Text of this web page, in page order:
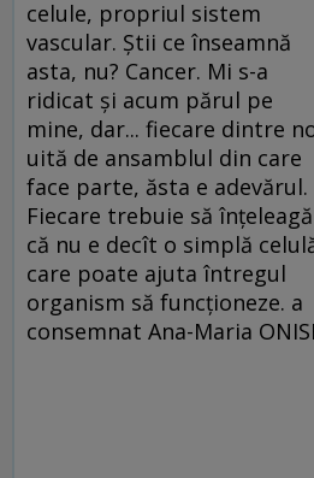
celule, propriul sistem
vascular. Ştii ce înseamnă
asta, nu? Cancer. Mi s-a
ridicat şi acum părul pe
mine, dar... fiecare dintre
uită de ansamblul din care
face parte, ăsta e adevărul.
Fiecare trebuie să înţeleagă
că nu e decît o simplă
care poate ajuta întregul
organism să funcţioneze. a
consemnat Ana-Maria